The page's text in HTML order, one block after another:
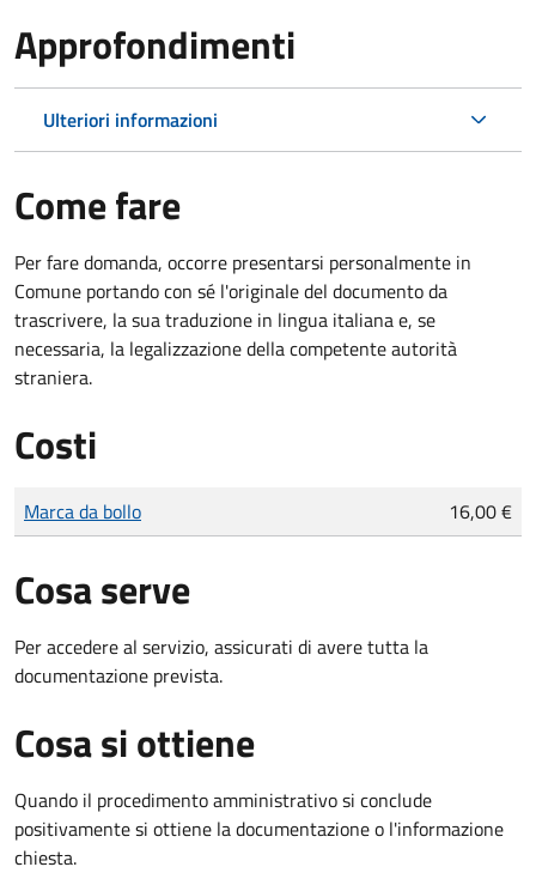
Approfondimenti
Ulteriori informazioni
Come fare
Per fare domanda, occorre presentarsi personalmente in
Comune portando con sé l'originale del documento da
trascrivere, la sua traduzione in lingua italiana e, se
necessaria, la legalizzazione della competente autorità
straniera.
Costi
Tipo di pagamento
Importo
Marca da bollo 16,00 €
Cosa serve
Per accedere al servizio, assicurati di avere tutta la
documentazione prevista.
Cosa si ottiene
Quando il procedimento amministrativo si conclude
positivamente si ottiene la documentazione o l'informazione
chiesta.